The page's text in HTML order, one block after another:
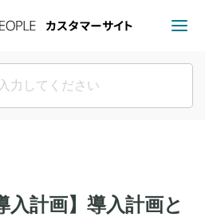
入計画】導入計画と